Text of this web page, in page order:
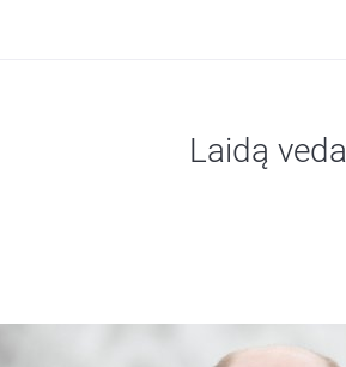
Laidą veda